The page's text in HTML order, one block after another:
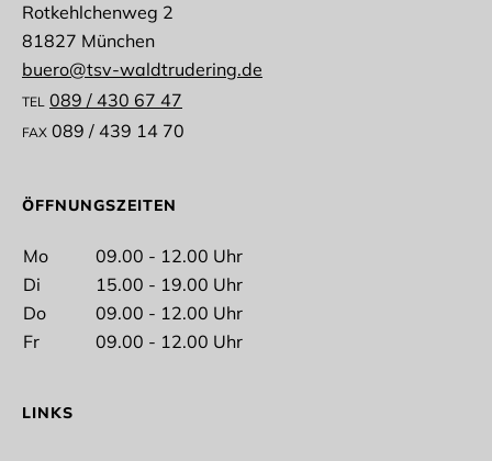
Anrede
Nachname
Rotkehlchenweg 2
81827 München
buero@tsv-waldtrudering.de
TEL 089 / 430 67 47
FAX 089 / 439 14 70
ÖFFNUNGSZEITEN
Mo
09.00 - 12.00 Uhr
Di
15.00 - 19.00 Uhr
Do
09.00 - 12.00 Uhr
Fr
09.00 - 12.00 Uhr
LINKS